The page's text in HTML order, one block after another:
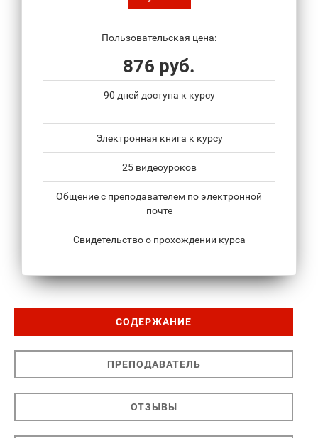
Пользовательская цена:
876 руб.
90 дней доступа к курсу
Электронная книга к курсу
25 видеоуроков
Общение с преподавателем по электронной
почте
Свидетельство о прохождении курса
СОДЕРЖАНИЕ
ПРЕПОДАВАТЕЛЬ
ОТЗЫВЫ